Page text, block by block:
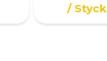
/ Styck